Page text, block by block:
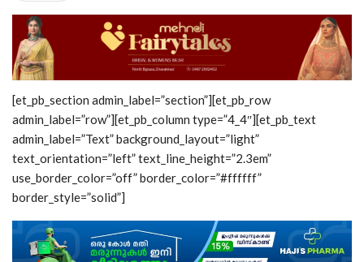
[et_pb_section admin_label=”section”][et_pb_row
admin_label=”row”][et_pb_column type=”4_4″][et_pb_text
admin_label=”Text” background_layout=”light”
text_orientation=”left” text_line_height=”2.3em”
use_border_color=”off” border_color=”#ffffff”
border_style=”solid”]